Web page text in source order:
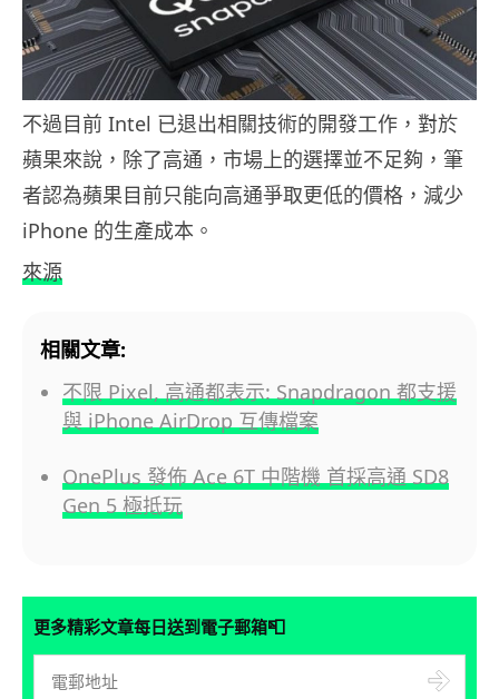
不過目前 Intel 已退出相關技術的開發工作，對於
蘋果來說，除了高通，市場上的選擇並不足夠，筆
者認為蘋果目前只能向高通爭取更低的價格，減少
iPhone 的生產成本。
來源
相關文章:
不限 Pixel, 高通都表示: Snapdragon 都支援
與 iPhone AirDrop 互傳檔案
OnePlus 發佈 Ace 6T 中階機 首採高通 SD8
Gen 5 極抵玩
更多精彩文章每日送到電子郵箱📮